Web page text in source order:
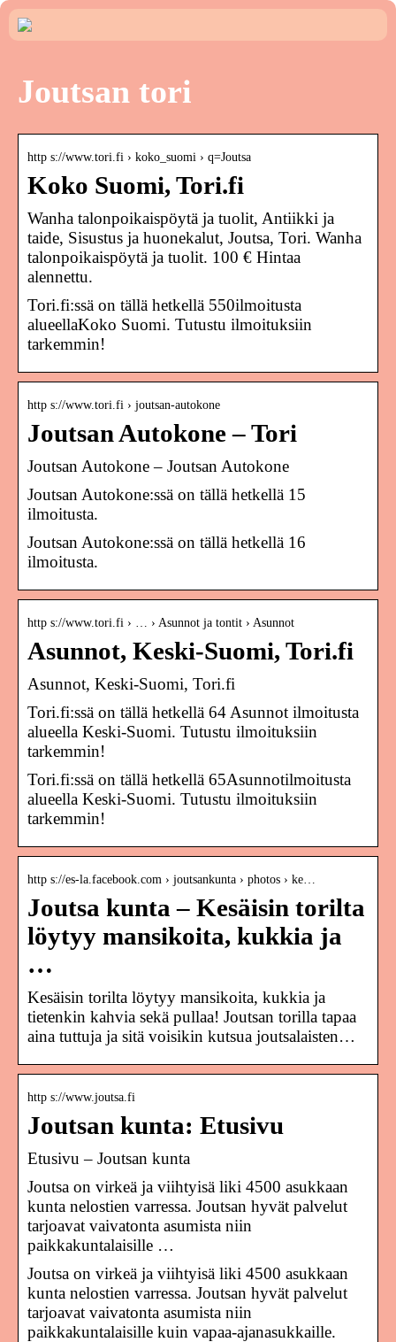
Joutsan tori
http s://www.tori.fi › koko_suomi › q=Joutsa
Koko Suomi, Tori.fi
Wanha talonpoikaispöytä ja tuolit, Antiikki ja
taide, Sisustus ja huonekalut, Joutsa, Tori. Wanha
talonpoikaispöytä ja tuolit. 100 € Hintaa
alennettu.
Tori.fi:ssä on tällä hetkellä 550ilmoitusta
alueellaKoko Suomi. Tutustu ilmoituksiin
tarkemmin!
http s://www.tori.fi › joutsan-autokone
Joutsan Autokone – Tori
Joutsan Autokone – Joutsan Autokone
Joutsan Autokone:ssä on tällä hetkellä 15
ilmoitusta.
Joutsan Autokone:ssä on tällä hetkellä 16
ilmoitusta.
http s://www.tori.fi › … › Asunnot ja tontit › Asunnot
Asunnot, Keski-Suomi, Tori.fi
Asunnot, Keski-Suomi, Tori.fi
Tori.fi:ssä on tällä hetkellä 64 Asunnot ilmoitusta
alueella Keski-Suomi. Tutustu ilmoituksiin
tarkemmin!
Tori.fi:ssä on tällä hetkellä 65Asunnotilmoitusta
alueella Keski-Suomi. Tutustu ilmoituksiin
tarkemmin!
http s://es-la.facebook.com › joutsankunta › photos › ke…
Joutsa kunta – Kesäisin torilta
löytyy mansikoita, kukkia ja
…
Kesäisin torilta löytyy mansikoita, kukkia ja
tietenkin kahvia sekä pullaa! Joutsan torilla tapaa
aina tuttuja ja sitä voisikin kutsua joutsalaisten…
http s://www.joutsa.fi
Joutsan kunta: Etusivu
Etusivu – Joutsan kunta
Joutsa on virkeä ja viihtyisä liki 4500 asukkaan
kunta nelostien varressa. Joutsan hyvät palvelut
tarjoavat vaivatonta asumista niin
paikkakuntalaisille …
Joutsa on virkeä ja viihtyisä liki 4500 asukkaan
kunta nelostien varressa. Joutsan hyvät palvelut
tarjoavat vaivatonta asumista niin
paikkakuntalaisille kuin vapaa-ajanasukkaille.